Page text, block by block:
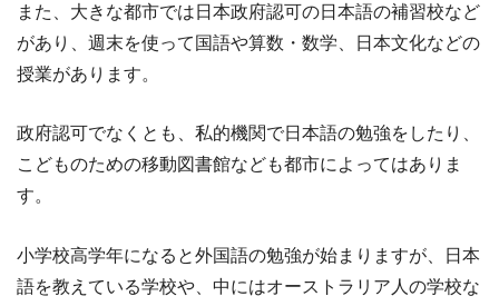
また、大きな都市では日本政府認可の日本語の補習校など
があり、週末を使って国語や算数・数学、日本文化などの
授業があります。
政府認可でなくとも、私的機関で日本語の勉強をしたり、
こどものための移動図書館なども都市によってはありま
す。
小学校高学年になると外国語の勉強が始まりますが、日本
語を教えている学校や、中にはオーストラリア人の学校な